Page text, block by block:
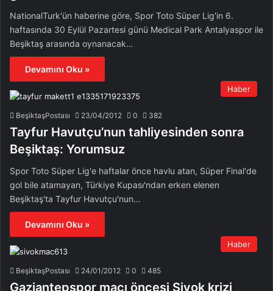
NationalTurk'ün haberine göre, Spor Toto Süper Lig'in 6.
haftasında 30 Eylül Pazartesi günü Medical Park Antalyaspor ile
Beşiktaş arasında oynanacak…
Devamını Oku »
Haber
BeşiktaşPostası 23/04/2012 0 382
Tayfur Havutçu’nun tahliyesinden sonra
Beşiktaş: Yorumsuz
Spor Toto Süper Lig'e haftalar önce havlu atan, Süper Final'de
gol bile atamayan, Türkiye Kupası'ndan erken elenen
Beşiktaş'ta Tayfur Havutçu'nun…
Devamını Oku »
Haber
BeşiktaşPostası 24/01/2012 0 485
Gaziantepspor maçı öncesi Sivok krizi